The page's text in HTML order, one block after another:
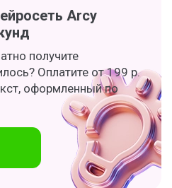
Arcy
получите
Оплатите от 199 р.
оформленный по